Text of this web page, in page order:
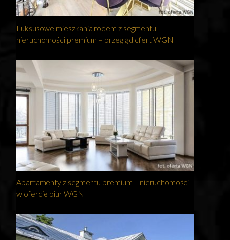
Luksusowe mieszkania rodem z segmentu
nieruchomości premium – przegląd ofert WGN
Apartamenty z segmentu premium – nieruchomości
w ofercie biur WGN